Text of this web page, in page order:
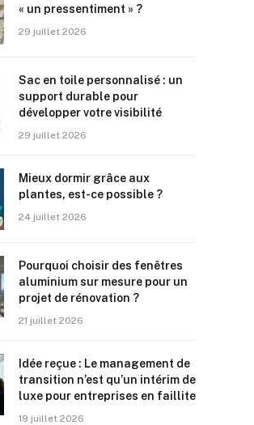
« un pressentiment » ?
29 juillet 2026
Sac en toile personnalisé : un
support durable pour
développer votre visibilité
29 juillet 2026
Mieux dormir grâce aux
plantes, est-ce possible ?
24 juillet 2026
Pourquoi choisir des fenêtres
aluminium sur mesure pour un
projet de rénovation ?
21 juillet 2026
Idée reçue : Le management de
transition n’est qu’un intérim de
luxe pour entreprises en faillite
19 juillet 2026